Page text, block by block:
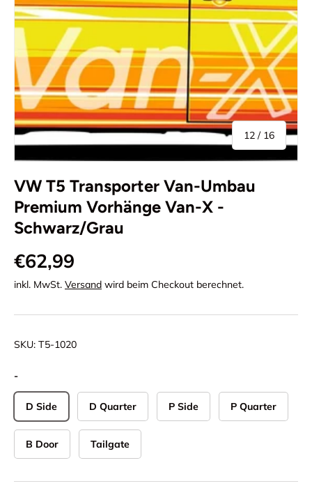
12 / von
16
VW T5 Transporter Van-Umbau
Premium Vorhänge Van-X -
Schwarz/Grau
€62,99
inkl. MwSt. Versand wird beim Checkout berechnet.
SKU: T5-1020
-
D Side D Quarter P Side P Quarter
B Door Tailgate